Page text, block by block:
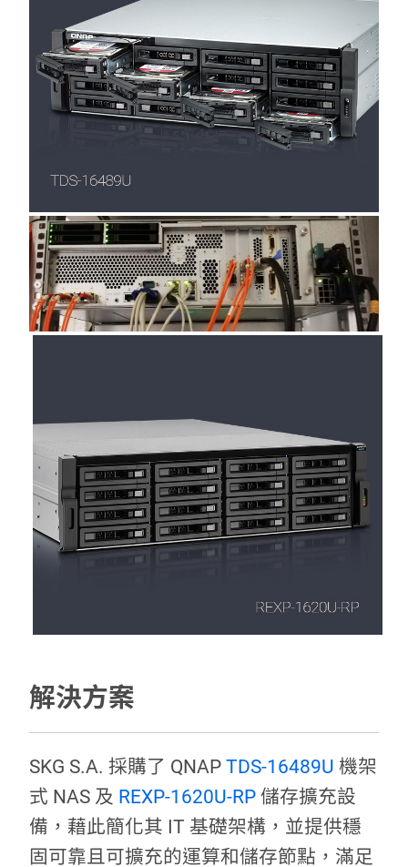
解決方案
SKG S.A. 採購了 QNAP TDS-16489U 機架
式 NAS 及 REXP-1620U-RP 儲存擴充設
備，藉此簡化其 IT 基礎架構，並提供穩
固可靠且可擴充的運算和儲存節點，滿足